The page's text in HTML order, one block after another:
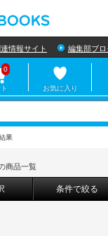
情報サイト 編集部ブロ
0
お気に入り
商品一覧
条件で絞る